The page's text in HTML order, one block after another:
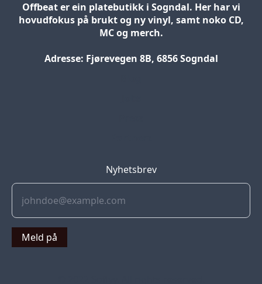
Offbeat er ein platebutikk i Sogndal. Her har vi
hovudfokus på brukt og ny vinyl, samt noko CD,
MC og merch.
Adresse: Fjørevegen 8B, 6856 Sogndal
Nyhetsbrev
Meld på